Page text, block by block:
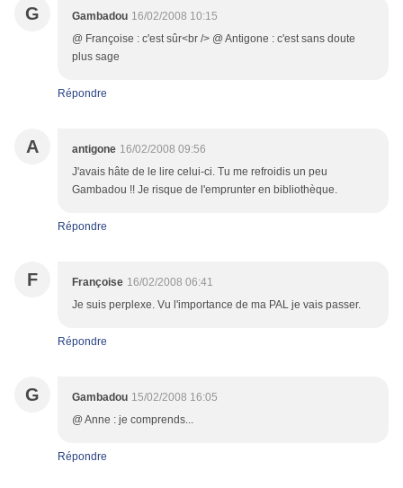
G Gambadou 16/02/2008 10:15
@ Françoise : c'est sûr<br /> @ Antigone : c'est sans doute
plus sage
Répondre
A antigone 16/02/2008 09:56
J'avais hâte de le lire celui-ci. Tu me refroidis un peu
Gambadou !! Je risque de l'emprunter en bibliothèque.
Répondre
F Françoise 16/02/2008 06:41
Je suis perplexe. Vu l'importance de ma PAL je vais passer.
Répondre
G Gambadou 15/02/2008 16:05
@ Anne : je comprends...
Répondre